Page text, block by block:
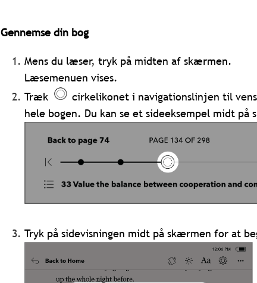
Gennemse din bog
Mens du læser, tryk på midten af skærmen.
Læsemenuen vises.
Træk
cirkelikonet i navigationslinjen til
hele bogen. Du kan se et sideeksempel midt på
Tryk på sidevisningen midt på skærmen for at